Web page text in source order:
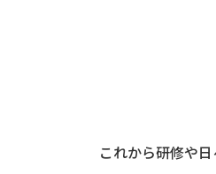
これから研修や